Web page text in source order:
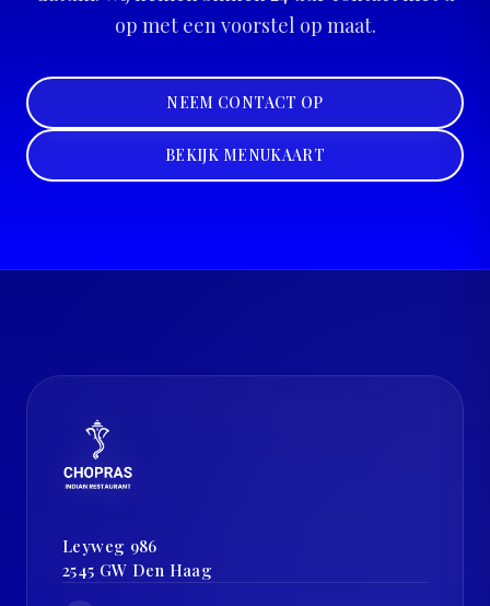
op met een voorstel op maat.
NEEM CONTACT OP
BEKIJK MENUKAART
Leyweg 986
2545 GW Den Haag